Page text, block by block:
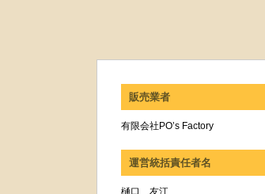
販売業者
有限会社PO’s Factory
運営統括責任者名